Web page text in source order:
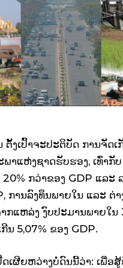
ຕັ້ງເປົ້າຈະປະຕິບັດ ການຈັດ
ພາແຫ່ງຊາດຮັບຮອງ, ເທົ່າ
20% ກວ່າຂອງ GDP ແລະ
ການລົງທຶນພາຍໃນ ແລະ ຕ່
ກແຫລ່ງ ງົບປະມານພາຍໃນ
ນ 5,07% ຂອງ GDP.
ດ​ເຜີຍຫວ່າງບໍ່ດົນນີ້ວ່າ: ເພື່